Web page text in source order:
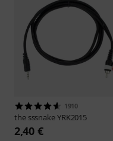
1910
the sssnakeYRK2015
2,40 €